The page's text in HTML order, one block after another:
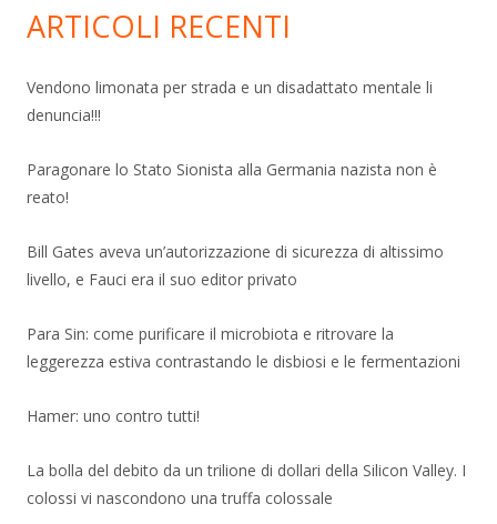
ARTICOLI RECENTI
Vendono limonata per strada e un disadattato mentale li
denuncia!!!
Paragonare lo Stato Sionista alla Germania nazista non è
reato!
Bill Gates aveva un’autorizzazione di sicurezza di altissimo
livello, e Fauci era il suo editor privato
Para Sin: come purificare il microbiota e ritrovare la
leggerezza estiva contrastando le disbiosi e le fermentazioni
Hamer: uno contro tutti!
La bolla del debito da un trilione di dollari della Silicon Valley. I
colossi vi nascondono una truffa colossale